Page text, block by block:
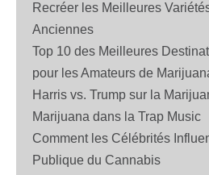
Recréer les Meilleures
Anciennes
Top 10 des Meilleures
pour les Amateurs de
Harris vs. Trump sur la
Marijuana dans la Trap Music
Comment les Célébrités
Publique du Cannabis